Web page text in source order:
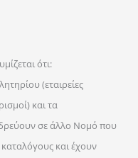
ότι:
(εταιρείες
και τα
σε άλλο Νομό που
και έχουν